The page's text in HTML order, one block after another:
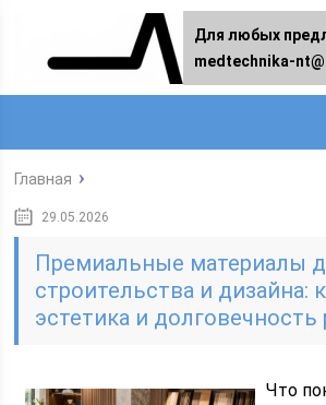
Главная
29.05.2026
Премиальные материалы
строительства и дизайна:
эстетика и
Что
Для любых
medtechnika-